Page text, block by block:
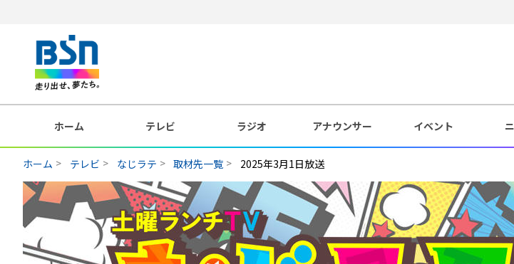
ホーム テレビ ラジオ アナウンサー イベント
ホーム テレビ なじラテ 取材先一覧 2025年3月1日放送